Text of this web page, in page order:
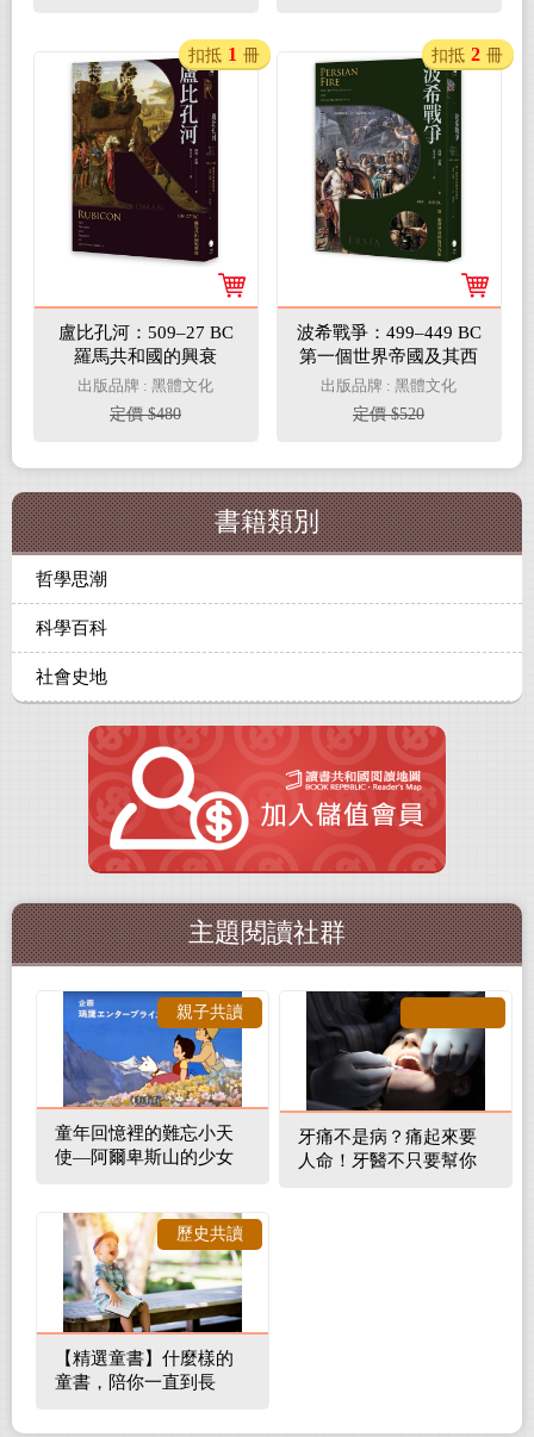
盧比孔河：509–27 BC
羅馬共和國的興衰
出版品牌 : 黑體文化
定價 $480
扣抵 1 冊
波希戰爭：499–449 BC
第一個世界帝國及其西
征
出版品牌 : 黑體文化
定價 $520
扣抵 2 冊
書籍類別
哲學思潮
科學百科
社會史地
主題閱讀社群
童年回憶裡的難忘小天
使—阿爾卑斯山的少女
親子共讀
牙痛不是病？痛起來要
人命！牙醫不只要幫你
【精選童書】什麼樣的
童書，陪你一直到長
歷史共讀